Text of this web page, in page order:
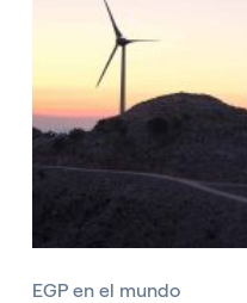
EGP en el mundo